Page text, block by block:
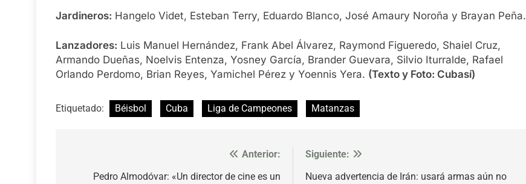
Jardineros: Hangelo Videt, Esteban Terry, Eduardo Blanco, José Amaury Noroña y Brayan Peña.
Lanzadores: Luis Manuel Hernández, Frank Abel Álvarez, Raymond Figueredo, Shaiel Cruz,
Armando Dueñas, Noelvis Entenza, Yosney García, Brander Guevara, Silvio Iturralde, Rafael
Orlando Perdomo, Brian Reyes, Yamichel Pérez y Yoennis Yera. (Texto y Foto: Cubasí)
Etiquetado: Béisbol Cuba Liga de Campeones Matanzas
Anterior:
Pedro Almodóvar: «Un director de cine es un
Siguiente:
Nueva advertencia de Irán: usará armas aún no